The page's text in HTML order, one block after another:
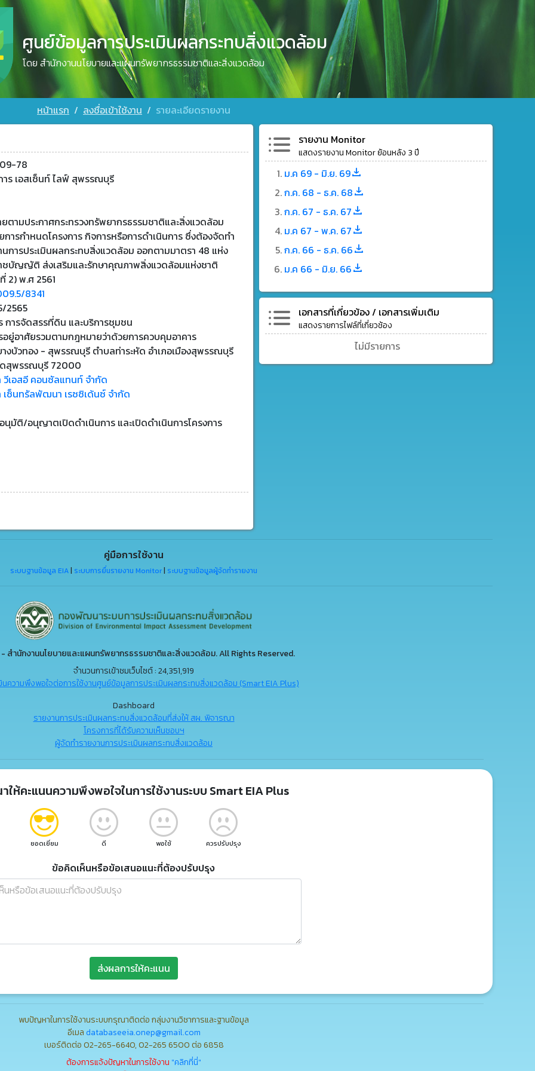
ศูนย์ข้อมูลการประเมินผลกระทบสิ่งแวดล้อม
โดย สำนักงานนโยบายและแผนทรัพยากรธรรมชาติและสิ่งแวดล้อม
หน้าแรก ลงชื่อเข้าใช้งาน รายละเอียดรายงาน
78
าร เอสเซ็นท์ ไลฟ์ สุพรรณบุรี
ยตามประกาศกระทรวงทรัพยากรธรรมชาติและสิ่งแวดล้อม
การกำหนดโครงการ กิจการหรือการดำเนินการ ซึ่งต้องจัดทำ
นการประเมินผลกระทบสิ่งแวดล้อม ออกตามมาตรา 48 แห่ง
ชบัญญัติ ส่งเสริมและรักษาคุณภาพสิ่งแวดล้อมแห่งชาติ
2) พ.ศ 2561
8341
2565
การจัดสรรที่ดิน และบริการชุมชน
อยู่อาศัยรวมตามกฎหมายว่าด้วยการควบคุมอาคาร
งบัวทอง - สุพรรณบุรี ตำบลท่าระหัด อำเภอเมืองสุพรรณบุรี
สุพรรณบุรี 72000
วีเอสอี คอนซัลแทนท์ จำกัด
เซ็นทรัลพัฒนา เรซซิเด้นซ์ จำกัด
นุมัติ/อนุญาตเปิดดำเนินการ และเปิดดำเนินการโครงการ
รายงาน Monitor
แสดงรายงาน Monitor ย้อนหลัง 3 ปี
ม.ค 69 - มิ.ย. 69
ก.ค. 68 - ธ.ค. 68
ก.ค. 67 - ธ.ค. 67
ม.ค 67 - พ.ค. 67
ก.ค. 66 - ธ.ค. 66
ม.ค 66 - มิ.ย. 66
เอกสารที่เกี่ยวข้อง / เอกสารเพิ่มเติม
แสดงรายการไฟล์ที่เกี่ยวช้อง
ไม่มีรายการ
คู่มือการใช้งาน
ระบบฐานข้อมูล EIA ระบบการยื่นรายงาน Monitor ระบบฐานข้อมูลผู้จัดทำรายงาน
สำนักงานนโยบายและแผนทรัพยากรธรรมชาติและสิ่งแวดล้อม. All Rights Reserved.
จำนวนการเข้าชมเว็บไซต์ : 24,351,919
นความพึงพอใจต่อการใช้งานศูนย์ข้อมูลการประเมินผลกระทบสิ่งแวดล้อม (Smart EIA Plus)
Dashboard
รายงานการประเมินผลกระทบสิ่งแวดล้อมที่ส่งให้ สผ. พิจารณา
โครงการที่ได้รับความเห็นชอบฯ
ผู้จัดทำรายงานการประเมินผลกระทบสิ่งแวดล้อม
ให้คะแนนความพึงพอใจในการใช้งานระบบ Smart EIA Plus
ยอดเยี่ยม ดี พอใช้ ควรปรับปรุง
ข้อคิดเห็นหรือข้อเสนอแนะที่ต้องปรับปรุง
ส่งผลการให้คะแนน
พบปัญหาในการใช้งานระบบกรุณาติดต่อ กลุ่มงานวิชาการและฐานข้อมูล
อีเมล databaseeia.onep@gmail.com
เบอร์ติดต่อ 02-265-6640, 02-265 6500 ต่อ 6858
ต้องการแจ้งปัญหาในการใช้งาน "คลิกที่นี่"